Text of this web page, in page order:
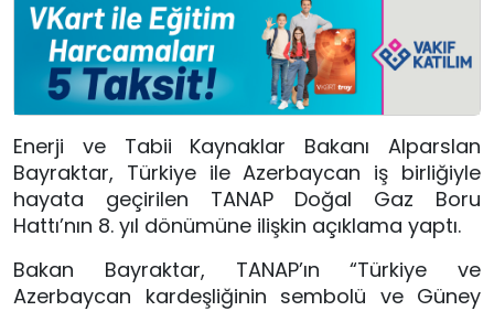
Enerji ve Tabii Kaynaklar Bakanı Alparslan
Bayraktar, Türkiye ile Azerbaycan iş birliğiyle
hayata geçirilen TANAP Doğal Gaz Boru
Hattı’nın 8. yıl dönümüne ilişkin açıklama yaptı.
Bakan Bayraktar, TANAP’ın “Türkiye ve
Azerbaycan kardeşliğinin sembolü ve Güney